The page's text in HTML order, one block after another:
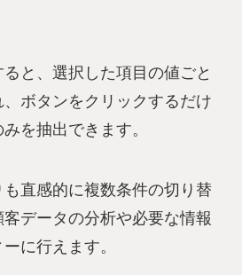
と、選択した項目の値ごと
ボタンをクリックするだけ
を抽出できます。
直感的に複数条件の切り替
データの分析や必要な情報
に行えます。